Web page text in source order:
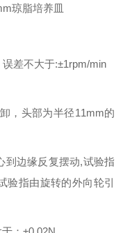
琼脂培养皿
差不大于:±1rpm/min
，头部为半径11mm的
到边缘反复摆动,试验指
验指由旋转的外向轮引